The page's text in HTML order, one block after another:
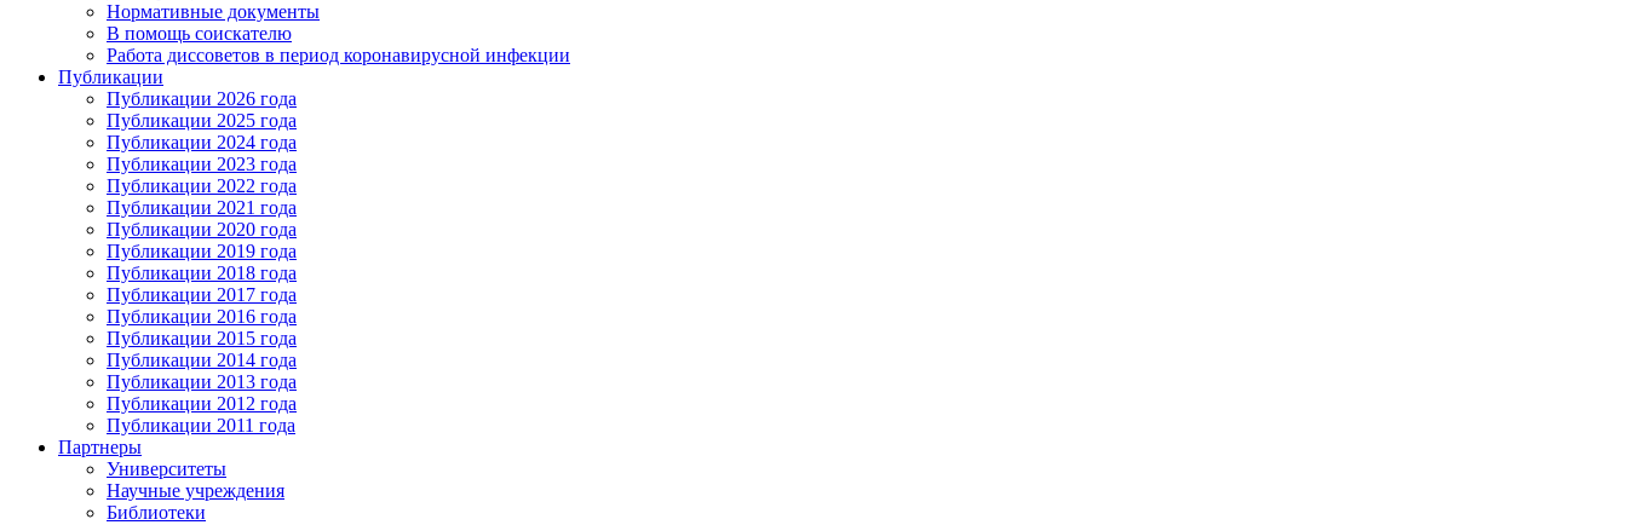
Нормативные документы
В помощь соискателю
Работа диссоветов в период коронавирусной инфекции
Публикации
Публикации 2026 года
Публикации 2025 года
Публикации 2024 года
Публикации 2023 года
Публикации 2022 года
Публикации 2021 года
Публикации 2020 года
Публикации 2019 года
Публикации 2018 года
Публикации 2017 года
Публикации 2016 года
Публикации 2015 года
Публикации 2014 года
Публикации 2013 года
Публикации 2012 года
Публикации 2011 года
Партнеры
Университеты
Научные учреждения
Библиотеки